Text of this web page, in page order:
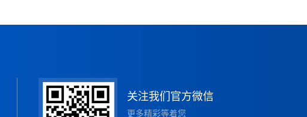
关注我们官方微信
更多精彩等着您